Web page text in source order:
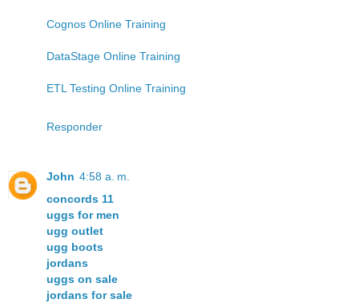
Cognos Online Training
DataStage Online Training
ETL Testing Online Training
Responder
John 4:58 a. m.
concords 11
uggs for men
ugg outlet
ugg boots
jordans
uggs on sale
jordans for sale